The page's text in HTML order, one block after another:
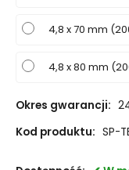
4,8 x 70 mm
4,8 x 80 mm
Okres gwarancji:
Kod produktu: SP-